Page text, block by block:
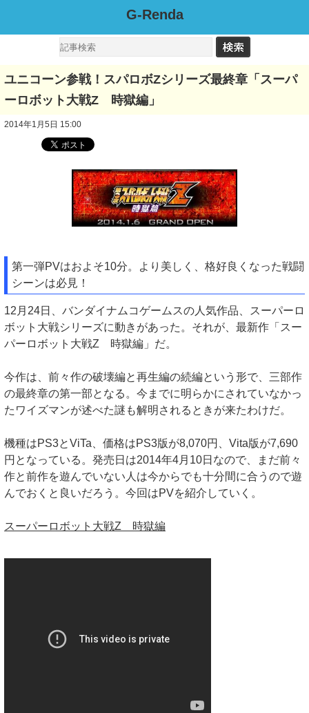
G-Renda
ユニコーン参戦！スパロボZシリーズ最終章「スーパ
ーロボット大戦Z 時獄編」
2014年1月5日 15:00
第一弾PVはおよそ10分。より美しく、格好良くなった戦闘
シーンは必見！
12月24日、バンダイナムコゲームスの人気作品、スーパーロ
ボット大戦シリーズに動きがあった。それが、最新作「スー
パーロボット大戦Z 時獄編」だ。
今作は、前々作の破壊編と再生編の続編という形で、三部作
の最終章の第一部となる。今までに明らかにされていなかっ
たワイズマンが述べた謎も解明されるときが来たわけだ。
機種はPS3とViTa、価格はPS3版が8,070円、Vita版が7,690
円となっている。発売日は2014年4月10日なので、まだ前々
作と前作を遊んでいない人は今からでも十分間に合うので遊
んでおくと良いだろう。今回はPVを紹介していく。
スーパーロボット大戦Z 時獄編